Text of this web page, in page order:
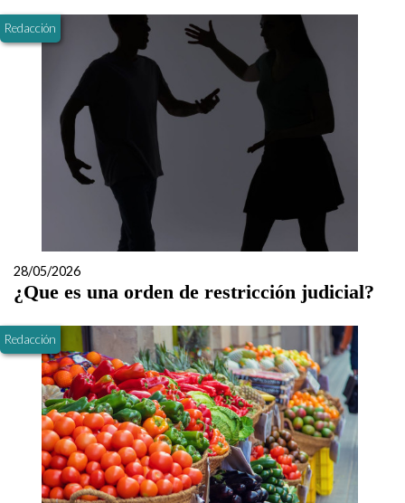
Redacción
28/05/2026
¿Que es una orden de restricción judicial?
Redacción